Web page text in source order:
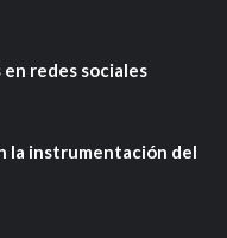
redes sociales
la instrumentación del